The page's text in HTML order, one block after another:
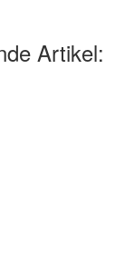
Artikel: